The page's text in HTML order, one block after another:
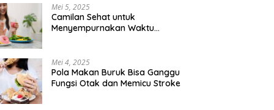
Mei 5, 2025
Camilan Sehat untuk
Menyempurnakan Waktu
Mei 4, 2025
Pola Makan Buruk Bisa Ganggu
Fungsi Otak dan Memicu Stroke